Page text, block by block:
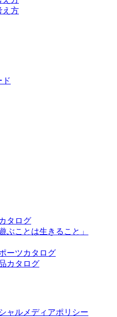
え方
ド
タログ
ぶことは生きること」
ーツカタログ
カタログ
ャルメディアポリシー